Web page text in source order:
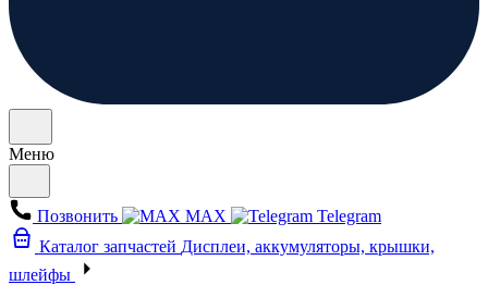
Меню
Позвонить MAX
Telegram
Каталог запчастей Дисплеи, аккумуляторы, крышки,
шлейфы